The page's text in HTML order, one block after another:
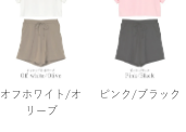
オフホワイト/オ
リーブ
ピンク/ブラック